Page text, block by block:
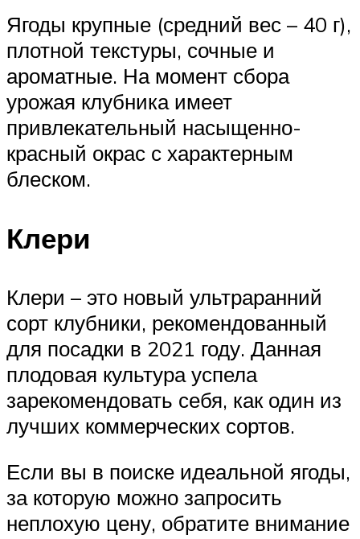
Ягоды крупные (средний вес – 40 г),
плотной текстуры, сочные и
ароматные. На момент сбора
урожая клубника имеет
привлекательный насыщенно-
красный окрас с характерным
блеском.
Клери
Клери – это новый ультраранний
сорт клубники, рекомендованный
для посадки в 2021 году. Данная
плодовая культура успела
зарекомендовать себя, как один из
лучших коммерческих сортов.
Если вы в поиске идеальной ягоды,
за которую можно запросить
неплохую цену, обратите внимание